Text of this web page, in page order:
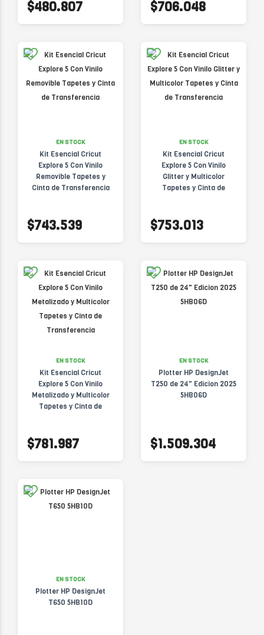
$480.807 $706.048
EN STOCK
Kit Esencial Cricut
Explore 5 Con Vinilo
Removible Tapetes y
Cinta de Transferencia
$743.539
EN STOCK
Kit Esencial Cricut
Explore 5 Con Vinilo
Glitter y Multicolor
Tapetes y Cinta de
$753.013
EN STOCK
Kit Esencial Cricut
Explore 5 Con Vinilo
Metalizado y Multicolor
Tapetes y Cinta de
$781.987
EN STOCK
Plotter HP DesignJet
T250 de 24" Edicion 2025
5HB06D
$1.509.304
EN STOCK
Plotter HP DesignJet
T650 5HB10D